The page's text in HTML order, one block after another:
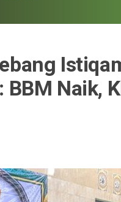
Naik,